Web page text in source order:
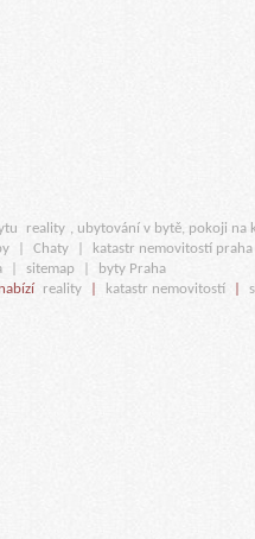
reality
, ubytování v bytě, pokoji na
Chaty katastr nemovitostí praha
sitemap
byty Praha
reality katastr nemovitostí